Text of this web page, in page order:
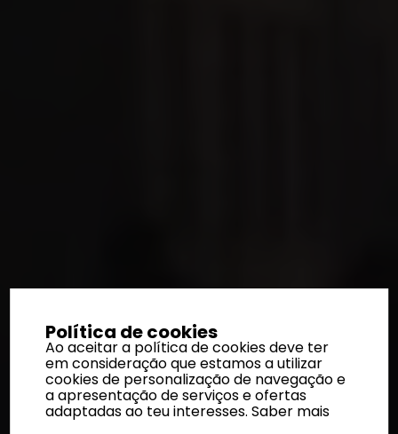
Política de cookies
Ao aceitar a política de cookies deve ter
em consideração que estamos a utilizar
cookies de personalização de navegação e
a apresentação de serviços e ofertas
adaptadas ao teu interesses.Saber mais